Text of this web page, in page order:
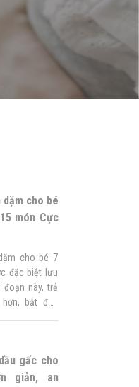
cho bé
món Cực
cho bé 7
đặc biệt lưu
này, trẻ
bắt đầu
dinh dưỡng
nhu cầu ăn
có những
gấc cho
giản, an